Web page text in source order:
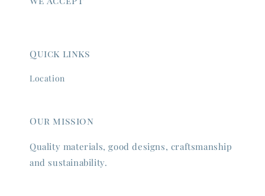
Quick links
Location
Our mission
Quality materials, good designs, craftsmanship
and sustainability.